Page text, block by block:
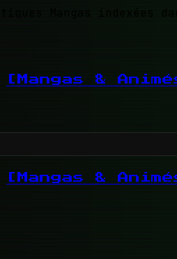
Mangas indexées
[Mangas &
[Mangas &